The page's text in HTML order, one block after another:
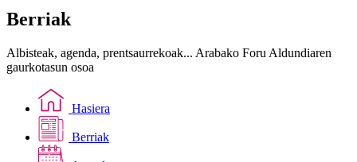
Berriak
Albisteak, agenda, prentsaurrekoak... Arabako Foru Aldundiaren
gaurkotasun osoa
Hasiera
Berriak